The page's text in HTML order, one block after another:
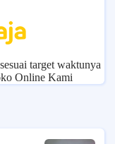
target waktunya
Online Kami